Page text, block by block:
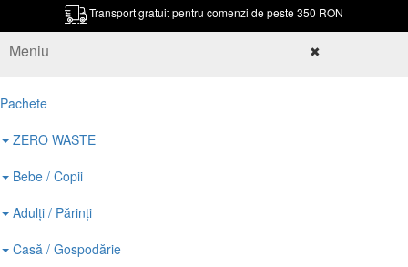
Transport gratuit pentru comenzi de peste 350 RON
Meniu ✖
Pachete
ZERO WASTE
Bebe / Copii
Adulți / Părinți
Casă / Gospodărie